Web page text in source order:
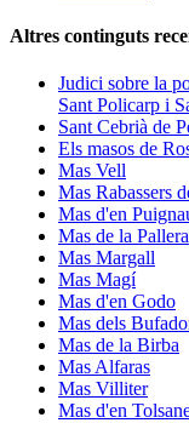
Altres continguts
Judici sobre la
Sant Policarp i
Sant Cebrià de
Els masos de
Mas Vell
Mas Rabassers
Mas d'en
Mas de la Pallera
Mas Margall
Mas Magí
Mas d'en Godo
Mas dels
Mas de la Birba
Mas Alfaras
Mas Villiter
Mas d'en